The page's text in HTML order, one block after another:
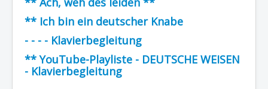
** Ich bin ein deutscher Knabe
- - - - Klavierbegleitung
** YouTube-Playliste - DEUTSCHE WEISEN
- Klavierbegleitung